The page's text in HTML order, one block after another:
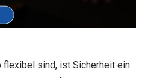
flexibel sind, ist Sicherheit ein